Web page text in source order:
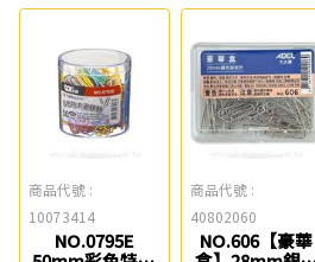
商品代號 :
10073414
NO.0795E
商品代號 :
40802060
NO.606【豪華